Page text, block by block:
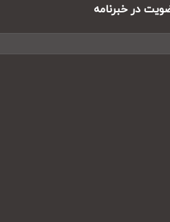
در خبرنامه